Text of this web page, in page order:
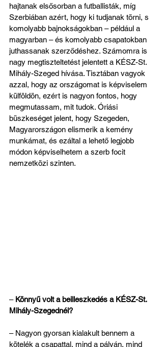
hajtanak elsősorban a futballisták, míg
Szerbiában azért, hogy ki tudjanak törni, s
komolyabb bajnokságokban – például a
magyarban – és komolyabb csapatokban
juthassanak szerződéshez. Számomra is
nagy megtiszteltetést jelentett a KÉSZ-St.
Mihály-Szeged hívása. Tisztában vagyok
azzal, hogy az országomat is képviselem
külföldön, ezért is nagyon fontos, hogy
megmutassam, mit tudok. Óriási
büszkeséget jelent, hogy Szegeden,
Magyarországon elismerik a kemény
munkámat, és ezáltal a lehető legjobb
módon képviselhetem a szerb focit
nemzetközi szinten.
– Könnyű volt a beilleszkedés a KÉSZ-St.
Mihály-Szegednél?
– Nagyon gyorsan kialakult bennem a
kötelék a csapattal, mind a pályán, mind